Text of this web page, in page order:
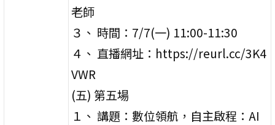
老師
３、 時間：7/7(一) 11:00-11:30
４、 直播網址：https://reurl.cc/3K4
VWR
(五) 第五場
１、 講題：數位領航，自主啟程：AI